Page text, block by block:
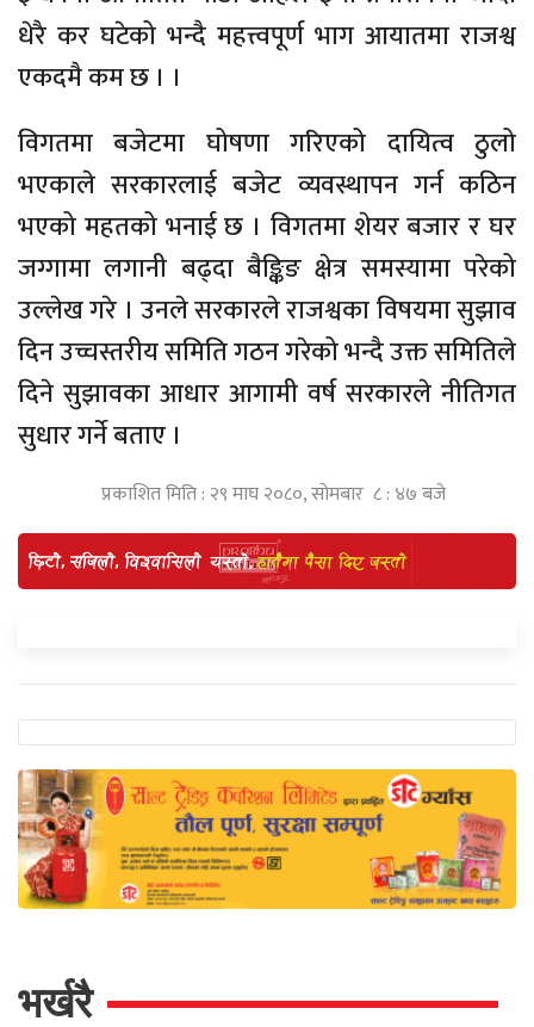
धेरै कर घटेको भन्दै महत्त्वपूर्ण भाग आयातमा राजश्व
एकदमै कम छ । ।
विगतमा बजेटमा घोषणा गरिएको दायित्व ठुलो
भएकाले सरकारलाई बजेट व्यवस्थापन गर्न कठिन
भएको महतको भनाई छ । विगतमा शेयर बजार र घर
जग्गामा लगानी बढ्दा बैङ्किङ क्षेत्र समस्यामा परेको
उल्लेख गरे । उनले सरकारले राजश्वका विषयमा सुझाव
दिन उच्चस्तरीय समिति गठन गरेको भन्दै उक्त समितिले
दिने सुझावका आधार आगामी वर्ष सरकारले नीतिगत
सुधार गर्ने बताए ।
प्रकाशित मिति : २९ माघ २०८०, सोमबार ८ : ४७ बजे
भर्खरै